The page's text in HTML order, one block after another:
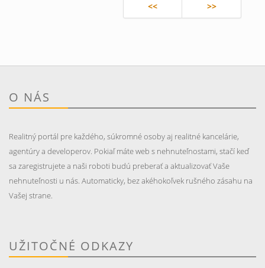
<< >>
O NÁS
Realitný portál pre každého, súkromné osoby aj realitné kancelárie,
agentúry a developerov. Pokiaľ máte web s nehnuteľnostami, stačí keď
sa zaregistrujete a naši roboti budú preberať a aktualizovať Vaše
nehnuteľnosti u nás. Automaticky, bez akéhokoľvek rušného zásahu na
Vašej strane.
UŽITOČNÉ ODKAZY